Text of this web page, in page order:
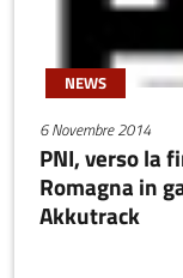
NEWS
6 Novembre 2014
PNI, verso la
Romagna in
Akkutrack